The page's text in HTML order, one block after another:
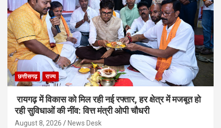
छत्तीसगढ़ राज्य
रायगढ़ में विकास को मिल रही नई रफ्तार, हर क्षेत्र में मजबूत हो
रही सुविधाओं की नींव: वित्त मंत्री ओपी चौधरी
August 8, 2026 News Desk